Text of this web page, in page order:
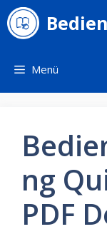
Zum
Inhalt
springen
Menü
ng
PDF